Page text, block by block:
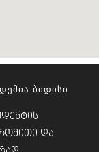
Ბიდისი
და